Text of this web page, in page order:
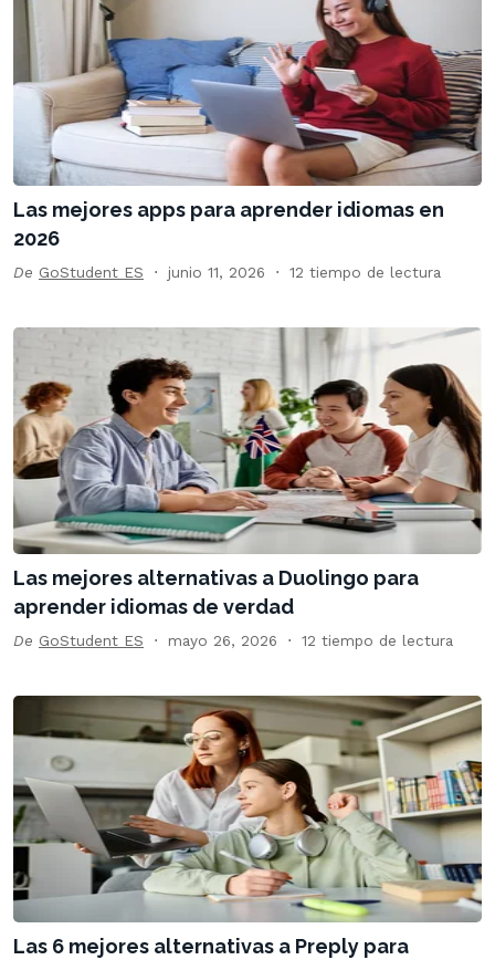
Las mejores apps para aprender idiomas en
2026
De GoStudent ES junio 11, 2026 12 tiempo de lectura
Las mejores alternativas a Duolingo para
aprender idiomas de verdad
De GoStudent ES mayo 26, 2026 12 tiempo de lectura
Las 6 mejores alternativas a Preply para